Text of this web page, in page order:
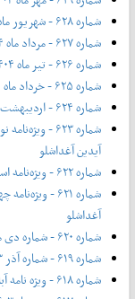
شماره ۶۲۸ - شهریور ماه ۱۴۰۴ ویژه‌نامه روز ملی سینما
شماره ۶۲۷ - مرداد ماه ۱۴۰۴
شماره ۶۲۶ - تیر ماه ۱۴۰۴
شماره ۶۲۵ - خرداد ماه ۱۴۰۴
شماره ۶۲۴ - اردیبهشت ماه ۱۴۰۴
آیدین آغداشلو
شماره ۶۲۲ - ویژه‌نامه اسفند ماه / سردبیر افتخاری: آیدین آغداشلو
شماره ۶۲۱ -
آغداشلو
شماره ۶۲۰ - شماره دی ماه ۱۴۰۳
شماره ۶۱۹ - شماره آذر ۱۴۰۳
شماره ۶۱۸ - ویژه نامه آبان ۱۴۰۳ / پرونده یک موضوع: سینماکتاب